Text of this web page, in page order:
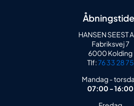
HANSEN SEEST
Fabriksvej 7
6000 Kolding
Tlf:76 33 28 75
Mandag -
07:00 - 16:00